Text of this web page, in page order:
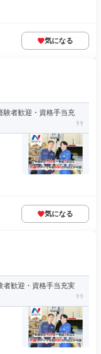
気になる
験者歓迎・資格手当充
気になる
者歓迎・資格手当充実